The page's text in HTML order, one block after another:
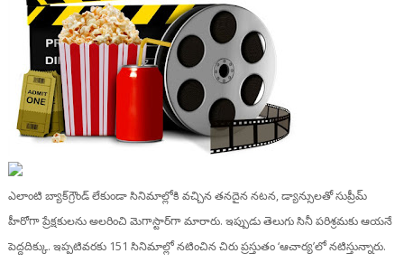
ఎలాంటి బ్యాక్‌గ్రౌండ్ లేకుండా సినిమాల్లోకి వచ్చిన తనదైన నటన, డ్యాన్సులతో సుప్రీమ్‌
హీరోగా ప్రేక్షకులను అలరించి మెగాస్టార్‌గా మారారు. ఇప్పుడు తెలుగు సినీ పరిశ్రమకు ఆయనే
పెద్దదిక్కు. ఇప్పటివరకు 151 సినిమాల్లో నటించిన చిరు ప్రస్తుతం ‘ఆచార్య’లో నటిస్తున్నారు.